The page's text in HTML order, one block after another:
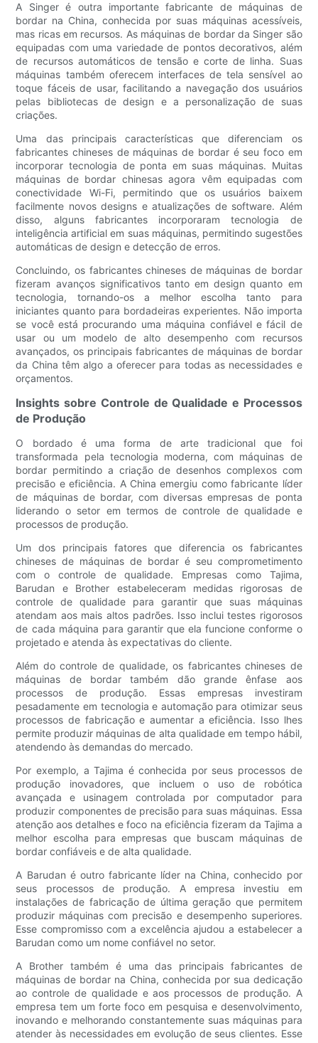
A Singer é outra importante fabricante de máquinas de
bordar na China, conhecida por suas máquinas acessíveis,
mas ricas em recursos. As máquinas de bordar da Singer são
equipadas com uma variedade de pontos decorativos, além
de recursos automáticos de tensão e corte de linha. Suas
máquinas também oferecem interfaces de tela sensível ao
toque fáceis de usar, facilitando a navegação dos usuários
pelas bibliotecas de design e a personalização de suas
criações.
Uma das principais características que diferenciam os
fabricantes chineses de máquinas de bordar é seu foco em
incorporar tecnologia de ponta em suas máquinas. Muitas
máquinas de bordar chinesas agora vêm equipadas com
conectividade Wi-Fi, permitindo que os usuários baixem
facilmente novos designs e atualizações de software. Além
disso, alguns fabricantes incorporaram tecnologia de
inteligência artificial em suas máquinas, permitindo sugestões
automáticas de design e detecção de erros.
Concluindo, os fabricantes chineses de máquinas de bordar
fizeram avanços significativos tanto em design quanto em
tecnologia, tornando-os a melhor escolha tanto para
iniciantes quanto para bordadeiras experientes. Não importa
se você está procurando uma máquina confiável e fácil de
usar ou um modelo de alto desempenho com recursos
avançados, os principais fabricantes de máquinas de bordar
da China têm algo a oferecer para todas as necessidades e
orçamentos.
Insights sobre Controle de Qualidade e Processos
de Produção
O bordado é uma forma de arte tradicional que foi
transformada pela tecnologia moderna, com máquinas de
bordar permitindo a criação de desenhos complexos com
precisão e eficiência. A China emergiu como fabricante líder
de máquinas de bordar, com diversas empresas de ponta
liderando o setor em termos de controle de qualidade e
processos de produção.
Um dos principais fatores que diferencia os fabricantes
chineses de máquinas de bordar é seu comprometimento
com o controle de qualidade. Empresas como Tajima,
Barudan e Brother estabeleceram medidas rigorosas de
controle de qualidade para garantir que suas máquinas
atendam aos mais altos padrões. Isso inclui testes rigorosos
de cada máquina para garantir que ela funcione conforme o
projetado e atenda às expectativas do cliente.
Além do controle de qualidade, os fabricantes chineses de
máquinas de bordar também dão grande ênfase aos
processos de produção. Essas empresas investiram
pesadamente em tecnologia e automação para otimizar seus
processos de fabricação e aumentar a eficiência. Isso lhes
permite produzir máquinas de alta qualidade em tempo hábil,
atendendo às demandas do mercado.
Por exemplo, a Tajima é conhecida por seus processos de
produção inovadores, que incluem o uso de robótica
avançada e usinagem controlada por computador para
produzir componentes de precisão para suas máquinas. Essa
atenção aos detalhes e foco na eficiência fizeram da Tajima a
melhor escolha para empresas que buscam máquinas de
bordar confiáveis e de alta qualidade.
A Barudan é outro fabricante líder na China, conhecido por
seus processos de produção. A empresa investiu em
instalações de fabricação de última geração que permitem
produzir máquinas com precisão e desempenho superiores.
Esse compromisso com a excelência ajudou a estabelecer a
Barudan como um nome confiável no setor.
A Brother também é uma das principais fabricantes de
máquinas de bordar na China, conhecida por sua dedicação
ao controle de qualidade e aos processos de produção. A
empresa tem um forte foco em pesquisa e desenvolvimento,
inovando e melhorando constantemente suas máquinas para
atender às necessidades em evolução de seus clientes. Esse